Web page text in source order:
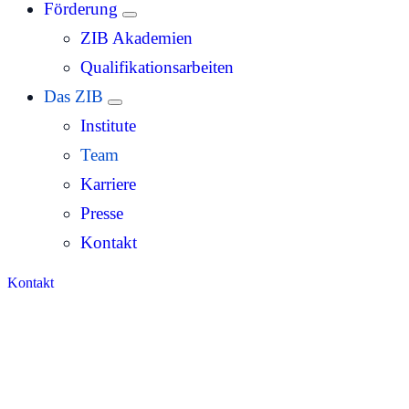
Förderung
ZIB Akademien
Qualifikationsarbeiten
Das ZIB
Institute
Team
Karriere
Presse
Kontakt
Kontakt